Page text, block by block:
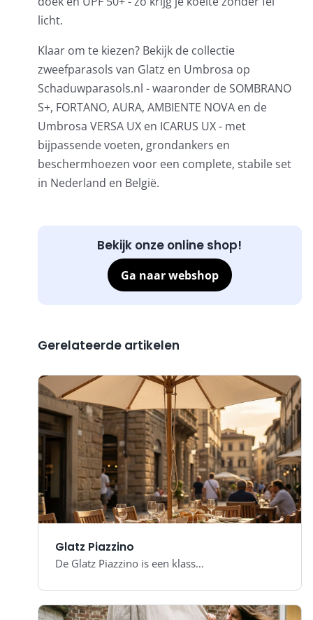
licht.
Klaar om te kiezen? Bekijk de collectie
zweefparasols van Glatz en Umbrosa op
Schaduwparasols.nl - waaronder de SOMBRANO
S+, FORTANO, AURA, AMBIENTE NOVA en de
Umbrosa VERSA UX en ICARUS UX - met
bijpassende voeten, grondankers en
beschermhoezen voor een complete, stabile set
in Nederland en België.
Bekijk onze online shop!
Ga naar webshop
Gerelateerde artikelen
Glatz Piazzino
De Glatz Piazzino is een klass…